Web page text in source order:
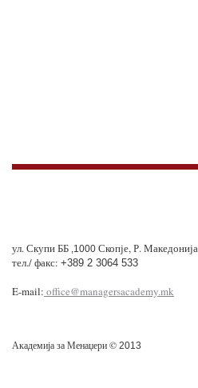
ул. Скупи ББ ,1000 Скопје, Р. Македонија
тел./ факс: +389 2 3064 533
E-mail: office@managersacademy.mk
Академија за Менаџери © 2013